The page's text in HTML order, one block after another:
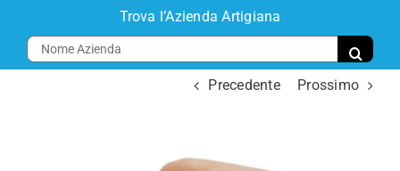
contenuto
Trova l’Azienda Artigiana
Cerca
per:
Precedente Prossimo